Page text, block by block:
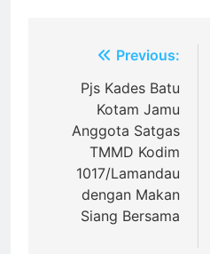
Navigasi
pos
Previous:
Pjs Kades Batu
Kotam Jamu
Anggota Satgas
TMMD Kodim
1017/Lamandau
dengan Makan
Siang Bersama